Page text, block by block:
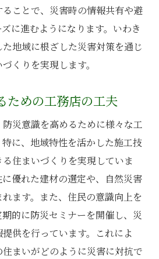
ことで、災害時の情報共有や避
に進むようになります。いわき
地域に根ざした災害対策を通じ
くりを実現します。
ための工務店の工夫
災意識を高めるために様々な工
に、地域特性を活かした施工技
住まいづくりを実現していま
優れた建材の選定や、自然災害
ます。また、住民の意識向上を
的に防災セミナーを開催し、災
供を行っています。これによ
住まいがどのように災害に対抗で